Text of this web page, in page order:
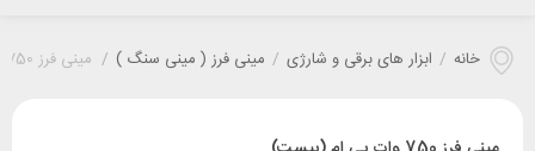
خانه / ابزار های برقی و شارژی / مینی فرز ( مینی سنگ ) / مینی فرز 750 وات پی ام (بیست)